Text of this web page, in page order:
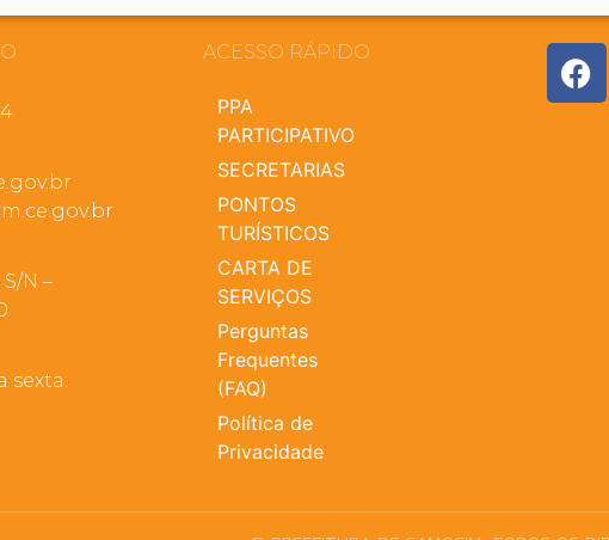
N –
sexta.
ACESSO RÁPIDO
PPA
PARTICIPATIVO
SECRETARIAS
PONTOS
TURÍSTICOS
CARTA DE
SERVIÇOS
Perguntas
Frequentes
(FAQ)
Política de
Privacidade